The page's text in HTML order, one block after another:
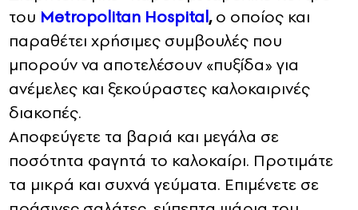
του Metropolitan Hospital,ο οποίος και
παραθέτει χρήσιμες συμβουλές που
μπορούν να αποτελέσουν «πυξίδα» για
ανέμελες και ξεκούραστες καλοκαιρινές
διακοπές.
Αποφεύγετε τα βαριά και μεγάλα σε
ποσότητα φαγητά το καλοκαίρι. Προτιμάτε
τα μικρά και συχνά γεύματα. Επιμένετε σε